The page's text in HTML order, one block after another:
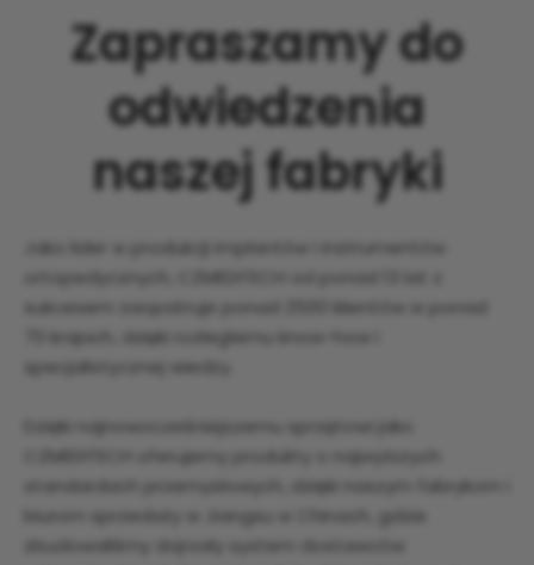
Zapraszamy do
odwiedzenia
naszej fabryki
Jako lider w produkcji implantów i instrumentów
sukcesem zaopatruje ponad 2500 klientów w ponad
70 krajach, dzięki rozległemu know-how i
specjalistycznej wiedzy.
Dzięki najnowocześniejszemu sprzętowi jako
CZMEDITECH oferujemy produkty o najwyższych
standardach przemysłowych, dzięki naszym fabrykom i
biurom sprzedaży w Jiangsu w Chinach, gdzie